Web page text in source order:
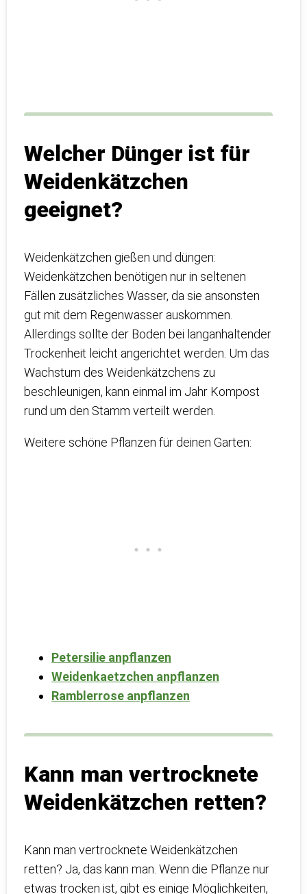
Welcher Dünger ist für
Weidenkätzchen
geeignet?
Weidenkätzchen gießen und düngen:
Weidenkätzchen benötigen nur in seltenen
Fällen zusätzliches Wasser, da sie ansonsten
gut mit dem Regenwasser auskommen.
Allerdings sollte der Boden bei langanhaltender
Trockenheit leicht angerichtet werden. Um das
Wachstum des Weidenkätzchens zu
beschleunigen, kann einmal im Jahr Kompost
rund um den Stamm verteilt werden.
Weitere schöne Pflanzen für deinen Garten:
Petersilie anpflanzen
Weidenkaetzchen anpflanzen
Ramblerrose anpflanzen
Kann man vertrocknete
Weidenkätzchen retten?
Kann man vertrocknete Weidenkätzchen
retten? Ja, das kann man. Wenn die Pflanze nur
etwas trocken ist, gibt es einige Möglichkeiten,